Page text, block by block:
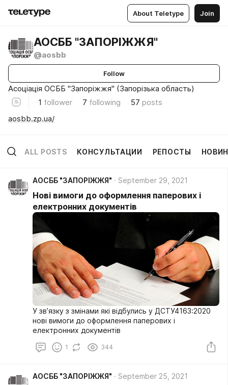
About Teletype Join
АОСББ "ЗАПОРІЖЖЯ"
@aosbb
Follow
Асоціація ОСББ "Запоріжжя" (Запорізька область)
1 follower 7 following 57 posts
aosbb.zp.ua/
ALL POSTS КОНСУЛЬТАЦИИ РЕПОСТЫ
АОСББ "ЗАПОРІЖЖЯ" September 29, 2021
Нові вимоги до оформлення паперових і
електронних документів
У зв’язку з змінами які відбулись у ДСТУ4163:2020
нові вимоги до оформлення паперових і
електронних документів
1 344
АОСББ "ЗАПОРІЖЖЯ" September 25, 2021